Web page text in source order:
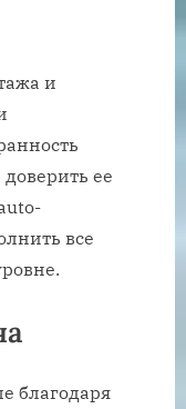
и
ее
все
благодаря